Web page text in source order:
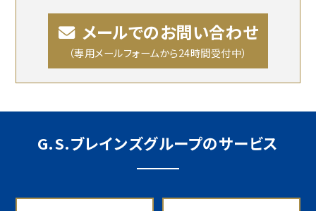
メールでのお問い合わせ
（専用メールフォームから24時間受付中）
G.S.ブレインズグループのサービス